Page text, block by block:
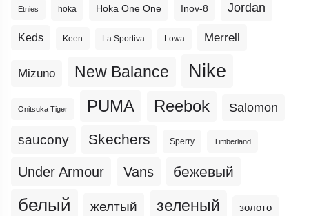
Etnies hoka Hoka One One Inov-8 Jordan
Keds Keen La Sportiva Lowa Merrell
Mizuno New Balance Nike
Onitsuka Tiger PUMA Reebok Salomon
saucony Skechers Sperry Timberland
Under Armour Vans бежевый
белый желтый зеленый золото